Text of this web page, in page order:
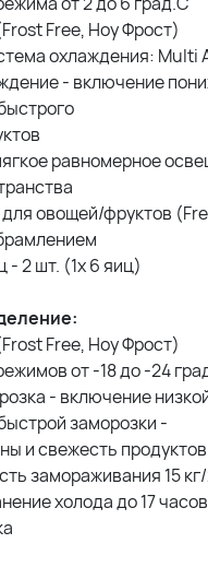
Free, Ноу Фрост)
охлаждения: Multi
- включение
равномерное
овощей/фруктов
- 2 шт. (1х 6 яиц)
Free, Ноу Фрост)
от -18 до -24
- включение
заморозки -
и свежесть продуктов
замораживания 15
холода до 17 часов